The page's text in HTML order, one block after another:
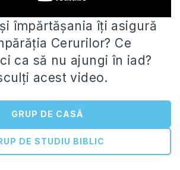
împărtășania îți asigură
Cerurilor? Ce
ca să nu ajungi în iad?
acest video.
GRUP DE CASĂ
DE STUDIU BIBLIC